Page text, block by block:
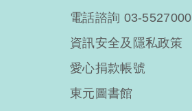
電話諮詢 03-5527000
資訊安全及隱私政策
愛心捐款帳號
東元圖書館